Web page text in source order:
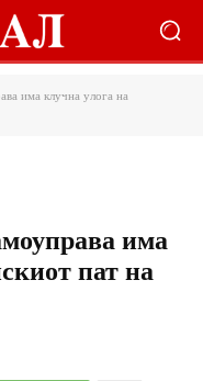
има клучна улога на
има
пат на